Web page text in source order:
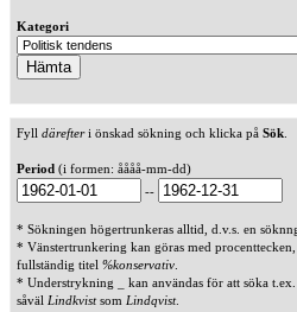
Kategori
Fyll därefteri önskad sökning och klicka på Sök
Period (i formen: åååå-mm-dd)
--
* Sökningen högertrunkeras alltid, d.v.s. en
* Vänstertrunkering kan göras med
fullständig titel %konservativ
* Understrykning _ kan användas för att söka t.ex.
såväl Lindkvistsom Lindqvist.